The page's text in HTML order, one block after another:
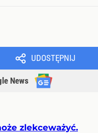
UDOSTĘPNIJ
News
zlekceważyć.